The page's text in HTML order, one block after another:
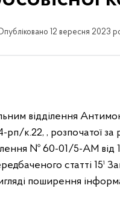
12 вересня 2023
відділення
к.22, , розпочатої за
№ 60-01/5-АМ від
статті 15¹
поширення